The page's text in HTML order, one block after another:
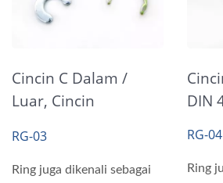
Cincin C Dalam /
Luar, Cincin
RG-03
Ring juga dikenali sebagai
DIN
RG-04
Ring